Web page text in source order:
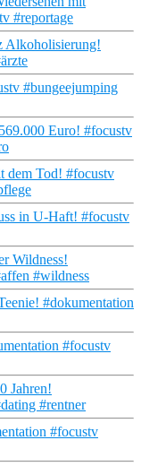
#reportage
Alkoholisierung!
#bungeejumping
Euro! #focustv
dem Tod! #focustv
in U-Haft! #focustv
Wildness!
#wildness
#dokumentation
#focustv
Jahren!
#rentner
#focustv